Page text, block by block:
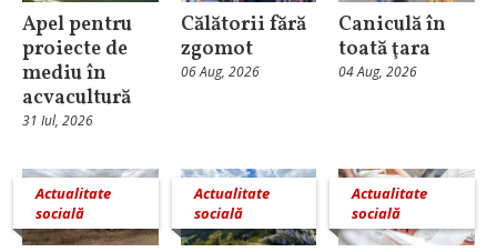
Apel pentru
proiecte de
mediu în
acvacultură
31 Iul, 2026
Călătorii fără
zgomot
06 Aug, 2026
Caniculă în
toată ţara
04 Aug, 2026
Actualitate
socială
Actualitate
socială
Actualitate
socială